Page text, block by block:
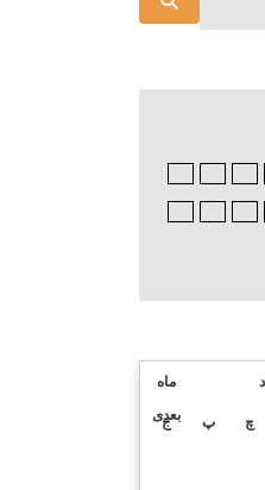
ماه
بعدی
چ پ ج